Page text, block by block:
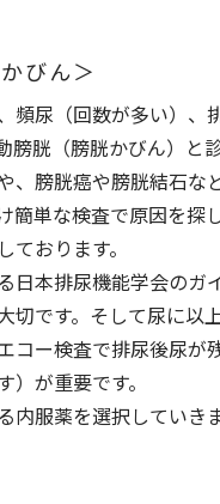
びん＞
頻尿（回数が多い）、
膀胱（膀胱かびん）と
、膀胱癌や膀胱結石な
簡単な検査で原因を探
おります。
本排尿機能学会のガ
切です。そして尿に以
コー検査で排尿後尿が
が重要です。
服薬を選択していきま